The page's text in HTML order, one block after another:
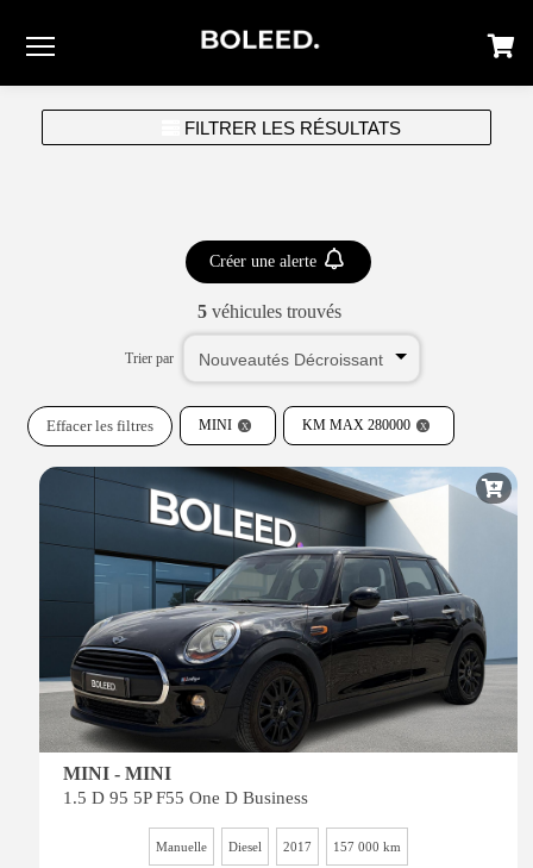
FILTRER LES RÉSULTATS
5véhicules trouvés
Créer une alerte
Trier par
MINI
Effacer les filtres KM MAX 280000
MINI - MINI
1.5 D 95 5P F55 One D Business
Manuelle Diesel 2017 157 000 km